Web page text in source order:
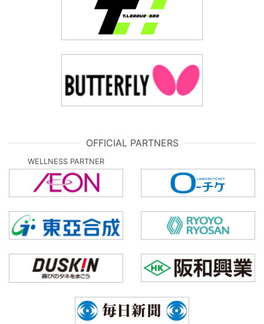
OFFICIAL PARTNERS
WELLNESS PARTNER